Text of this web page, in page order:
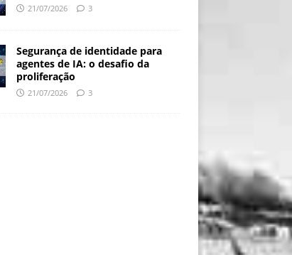
21/07/2026 3
Segurança de identidade para
agentes de IA: o desafio da
proliferação
21/07/2026 3